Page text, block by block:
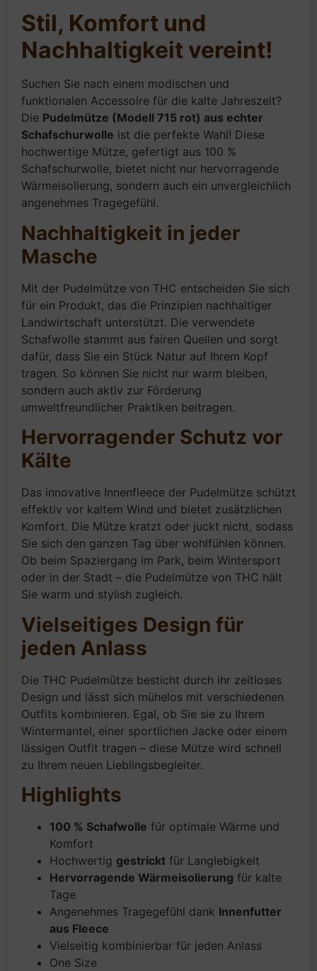
Stil, Komfort und
Nachhaltigkeit vereint!
Suchen Sie nach einem modischen und
funktionalen Accessoire für die kalte Jahreszeit?
Die Pudelmütze (Modell 715 rot) aus echter
Schafschurwolle ist die perfekte Wahl! Diese
hochwertige Mütze, gefertigt aus 100 %
Schafschurwolle, bietet nicht nur hervorragende
Wärmeisolierung, sondern auch ein unvergleichlich
angenehmes Tragegefühl.
Nachhaltigkeit in jeder
Masche
Mit der Pudelmütze von THC entscheiden Sie sich
für ein Produkt, das die Prinzipien nachhaltiger
Landwirtschaft unterstützt. Die verwendete
Schafwolle stammt aus fairen Quellen und sorgt
dafür, dass Sie ein Stück Natur auf Ihrem Kopf
tragen. So können Sie nicht nur warm bleiben,
sondern auch aktiv zur Förderung
umweltfreundlicher Praktiken beitragen.
Hervorragender Schutz vor
Kälte
Das innovative Innenfleece der Pudelmütze schützt
effektiv vor kaltem Wind und bietet zusätzlichen
Komfort. Die Mütze kratzt oder juckt nicht, sodass
Sie sich den ganzen Tag über wohlfühlen können.
Ob beim Spaziergang im Park, beim Wintersport
oder in der Stadt – die Pudelmütze von THC hält
Sie warm und stylish zugleich.
Vielseitiges Design für
jeden Anlass
Die THC Pudelmütze besticht durch ihr zeitloses
Design und lässt sich mühelos mit verschiedenen
Outfits kombinieren. Egal, ob Sie sie zu Ihrem
Wintermantel, einer sportlichen Jacke oder einem
lässigen Outfit tragen – diese Mütze wird schnell
zu Ihrem neuen Lieblingsbegleiter.
Highlights
100 % Schafwolle für optimale Wärme und
Komfort
Hochwertig gestrickt für Langlebigkeit
Hervorragende Wärmeisolierung für kalte
Tage
Angenehmes Tragegefühl dank Innenfutter
aus Fleece
Vielseitig kombinierbar für jeden Anlass
One Size